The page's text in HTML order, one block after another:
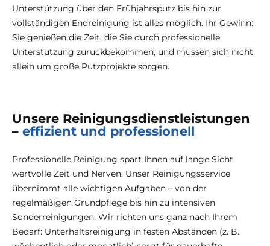
Unterstützung über den Frühjahrsputz bis hin zur
vollständigen Endreinigung ist alles möglich. Ihr Gewinn:
Sie genießen die Zeit, die Sie durch professionelle
Unterstützung zurückbekommen, und müssen sich nicht
allein um große Putzprojekte sorgen.
Unsere Reinigungsdienstleistungen
– effizient und professionell
Professionelle Reinigung spart Ihnen auf lange Sicht
wertvolle Zeit und Nerven. Unser Reinigungsservice
übernimmt alle wichtigen Aufgaben – von der
regelmäßigen Grundpflege bis hin zu intensiven
Sonderreinigungen. Wir richten uns ganz nach Ihrem
Bedarf: Unterhaltsreinigung in festen Abständen (z. B.